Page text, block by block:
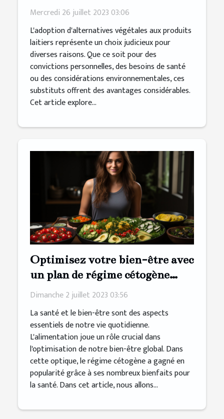
produits laitiers dans votre
Mercredi 26 juillet 2023 03:06
L'adoption d'alternatives végétales aux produits
laitiers représente un choix judicieux pour
diverses raisons. Que ce soit pour des
convictions personnelles, des besoins de santé
ou des considérations environnementales, ces
substituts offrent des avantages considérables.
Cet article explore...
Optimisez votre bien-être avec
un plan de régime cétogène
personnalisé
Dimanche 2 juillet 2023 03:56
La santé et le bien-être sont des aspects
essentiels de notre vie quotidienne.
L'alimentation joue un rôle crucial dans
l'optimisation de notre bien-être global. Dans
cette optique, le régime cétogène a gagné en
popularité grâce à ses nombreux bienfaits pour
la santé. Dans cet article, nous allons...